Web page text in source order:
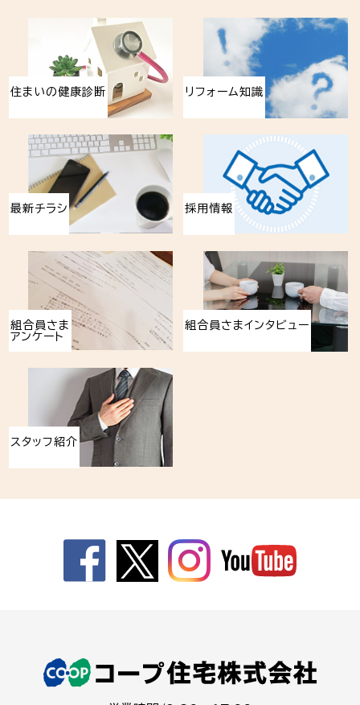
住まいの健康診断 リフォーム知識
最新チラシ 採用情報
組合員さま
アンケート
組合員さまインタビュー
スタッフ紹介